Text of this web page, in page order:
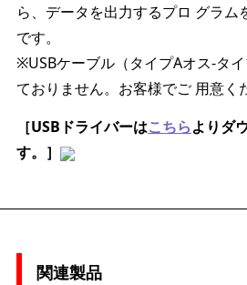
ら、データを出力するプロ グラム
です。
※USBケーブル（タイプAオス-タ
ておりません。お客様でご 用意く
［USBドライバーはこちらよりダ
す。］
関連製品